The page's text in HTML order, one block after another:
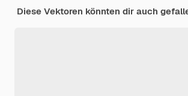
Diese Vektoren könnten dir auch